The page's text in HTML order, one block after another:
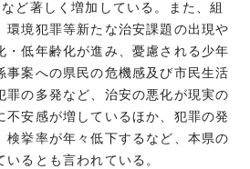
ど著しく増加している。また、組
環境犯罪等新たな治安課題の出現や
・低年齢化が進み、憂慮される少年
事案への県民の危機感及び市民生活
罪の多発など、治安の悪化が現実の
不安感が増しているほか、犯罪の発
検挙率が年々低下するなど、本県の
るとも言われている。